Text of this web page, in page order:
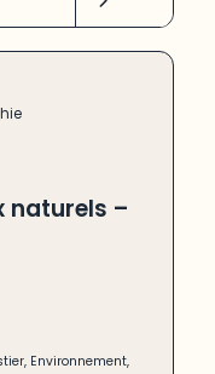
naturels –
, Environnement,